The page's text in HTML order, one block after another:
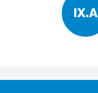
IX.A